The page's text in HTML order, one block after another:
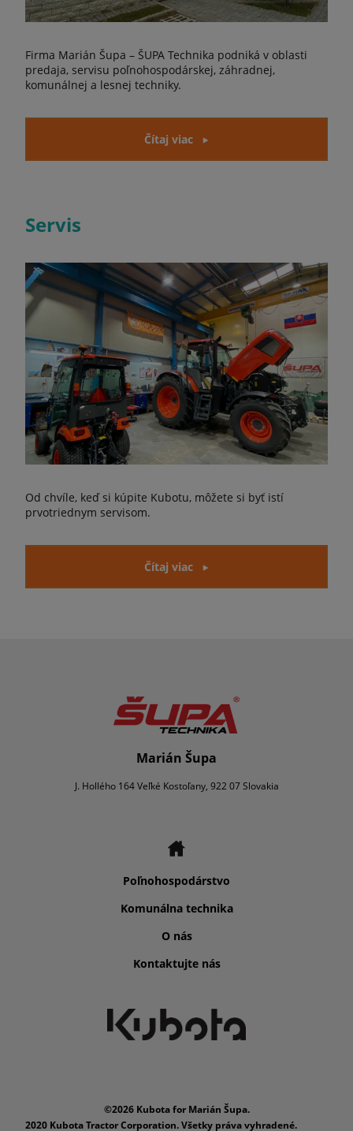
Firma Marián Šupa – ŠUPA Technika podniká v oblasti
predaja, servisu poľnohospodárskej, záhradnej,
komunálnej a lesnej techniky.
Čítaj viac
Servis
Od chvíle, keď si kúpite Kubotu, môžete si byť istí
prvotriednym servisom.
Čítaj viac
Marián Šupa
J. Hollého 164 Veľké Kostoľany, 922 07 Slovakia
Poľnohospodárstvo
Komunálna technika
O nás
Kontaktujte nás
©2026 Kubota for Marián Šupa.
2020 Kubota Tractor Corporation. Všetky práva vyhradené.